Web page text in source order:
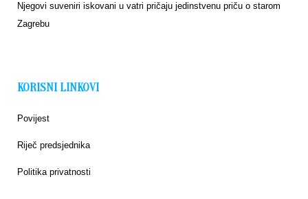
Njegovi suveniri iskovani u vatri pričaju jedinstvenu priču o starom
Zagrebu
KORISNI LINKOVI
Povijest
Riječ predsjednika
Politika privatnosti